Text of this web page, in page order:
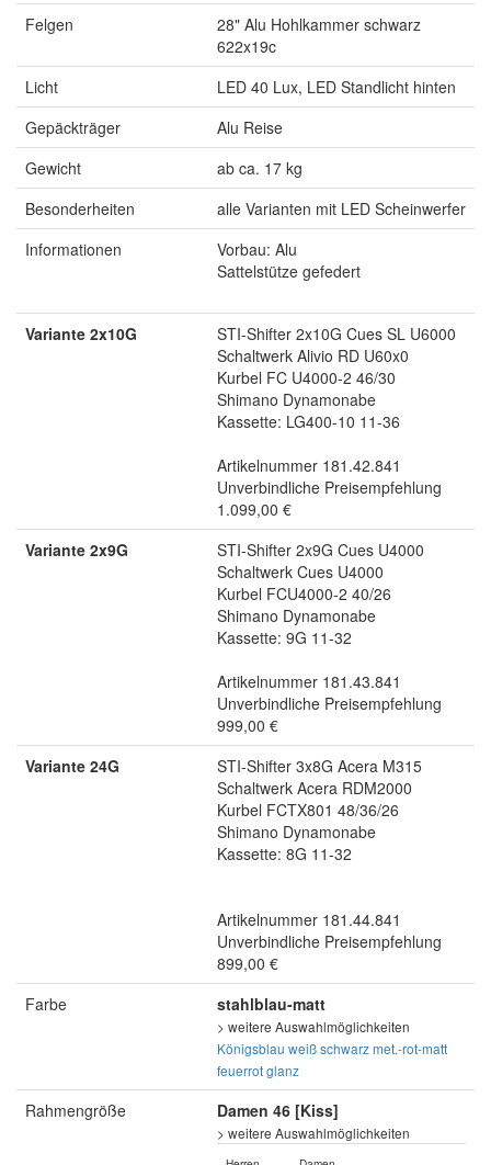
Felgen
28" Alu Hohlkammer schwarz
622x19c
Licht
LED 40 Lux, LED Standlicht hinten
Gepäckträger
Alu Reise
Gewicht
ab ca. 17 kg
Besonderheiten
alle Varianten mit LED Scheinwerfer
Informationen
Vorbau: Alu
Sattelstütze gefedert
Variante 2x10G
STI-Shifter 2x10G Cues SL U6000
Schaltwerk Alivio RD U60x0
Kurbel FC U4000-2 46/30
Shimano Dynamonabe
Kassette: LG400-10 11-36
Artikelnummer 181.42.841
Unverbindliche Preisempfehlung
1.099,00 €
Variante 2x9G
STI-Shifter 2x9G Cues U4000
Schaltwerk Cues U4000
Kurbel FCU4000-2 40/26
Shimano Dynamonabe
Kassette: 9G 11-32
Artikelnummer 181.43.841
Unverbindliche Preisempfehlung
999,00 €
Variante 24G
STI-Shifter 3x8G Acera M315
Schaltwerk Acera RDM2000
Kurbel FCTX801 48/36/26
Shimano Dynamonabe
Kassette: 8G 11-32
Artikelnummer 181.44.841
Unverbindliche Preisempfehlung
899,00 €
Farbe
stahlblau-matt
> weitere Auswahlmöglichkeiten
Königsblau weißschwarzmet.-rot-matt
feuerrot glanz
Rahmengröße Damen 46 [Kiss]
> weitere Auswahlmöglichkeiten